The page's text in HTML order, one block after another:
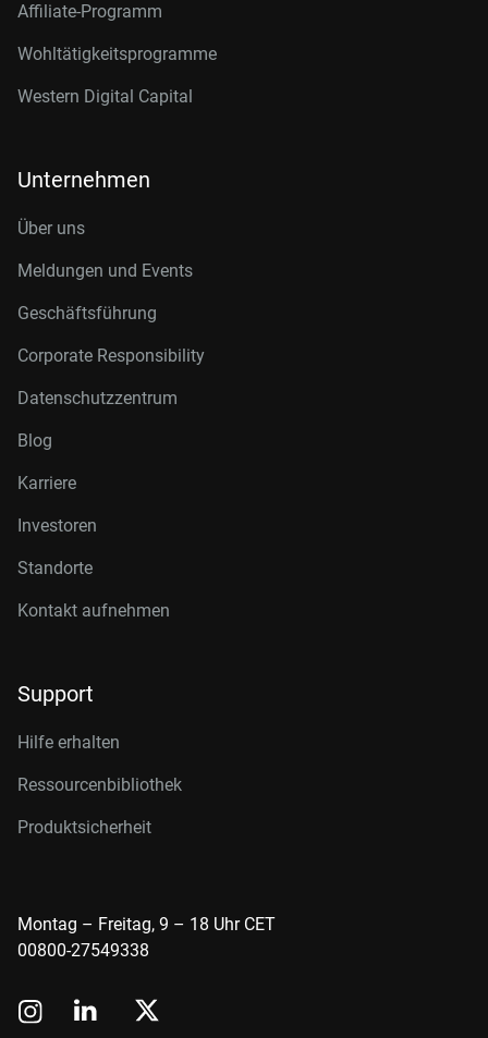
Affiliate-Programm
Wohltätigkeitsprogramme
Western Digital Capital
Unternehmen
Über uns
Meldungen und Events
Geschäftsführung
Corporate Responsibility
Datenschutzzentrum
Blog
Karriere
Investoren
Standorte
Kontakt aufnehmen
Support
Hilfe erhalten
Ressourcenbibliothek
Produktsicherheit
Montag – Freitag, 9 – 18 Uhr CET
00800-27549338